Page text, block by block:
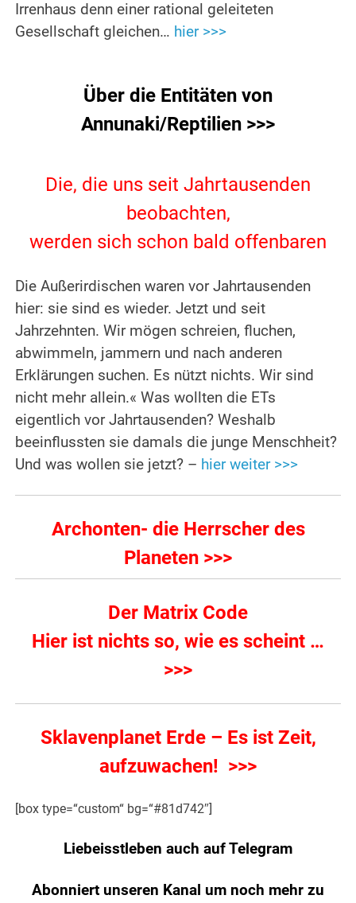
Irrenhaus denn einer rational geleiteten
Gesellschaft gleichen… hier >>>
Über die Entitäten von
Annunaki/Reptilien >>>
Die, die uns seit Jahrtausenden
beobachten,
werden sich schon bald offenbaren
Die Außerirdischen waren vor Jahrtausenden
hier: sie sind es wieder. Jetzt und seit
Jahrzehnten. Wir mögen schreien, fluchen,
abwimmeln, jammern und nach anderen
Erklärungen suchen. Es nützt nichts. Wir sind
nicht mehr allein.« Was wollten die ETs
eigentlich vor Jahrtausenden? Weshalb
beeinflussten sie damals die junge Menschheit?
Und was wollen sie jetzt? – hier weiter >>>
Archonten- die Herrscher des
Planeten >>>
Der Matrix Code
Hier ist nichts so, wie es scheint …
>>>
Sklavenplanet Erde – Es ist Zeit,
aufzuwachen! >>>
[box type=“custom“ bg=“#81d742″]
Liebeisstleben auch auf Telegram
Abonniert unseren Kanal um noch mehr zu